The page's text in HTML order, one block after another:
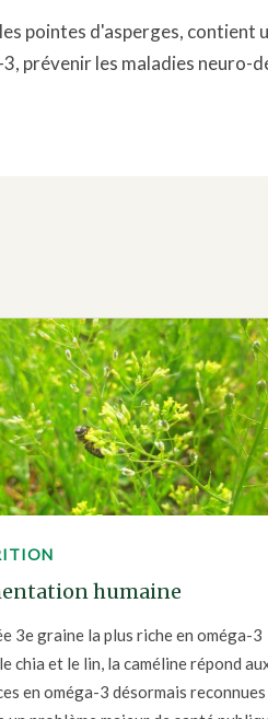
pointes d'asperges,
prévenir les maladies neuro-
humaine
3e graine la plus riche en oméga-3
chia et le lin, la caméline répond
en oméga-3 désormais reconnues